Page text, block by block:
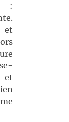
:
et